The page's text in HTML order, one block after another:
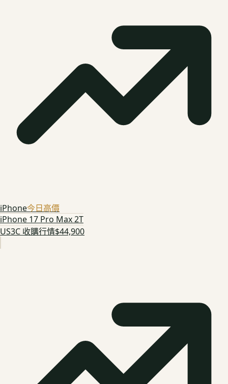
iPhone今日高價
iPhone 17 Pro Max 2T
US3C 收購行情$44,900